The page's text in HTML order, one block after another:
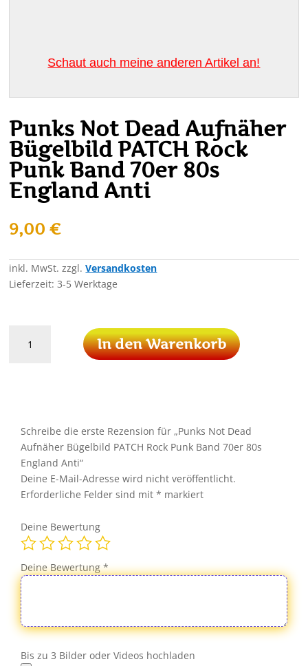
Schaut auch meine anderen Artikel an!
Punks Not Dead Aufnäher
Bügelbild PATCH Rock
Punk Band 70er 80s
England Anti
9,00€
inkl. MwSt. zzgl.Versandkosten
Lieferzeit:3-5 Werktage
Rock
Punk
Band
70er
80s
Anti
Menge
In den Warenkorb
Schreibe die erste Rezension für „Punks Not Dead
Aufnäher Bügelbild PATCH Rock Punk Band 70er 80s
England Anti“
Deine E-Mail-Adresse wird nicht veröffentlicht.
Erforderliche Felder sind mit* markiert
Deine Bewertung
Deine Bewertung*
Bis zu 3 Bilder oder Videos hochladen